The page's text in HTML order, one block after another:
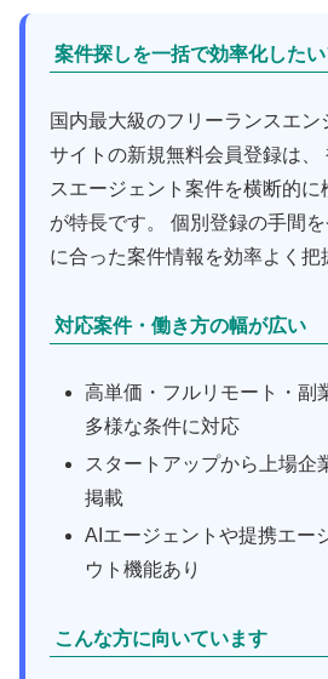
案件探しを一括で効率化した
国内最大級のフリーランスエ
サイトの新規無料会員登録は、
スエージェント案件を横断的
が特長です。 個別登録の手間
に合った案件情報を効率よく把
対応案件・働き方の幅が広い
高単価・フルリモート・副
多様な条件に対応
スタートアップから上場企
掲載
AIエージェントや提携エー
ウト機能あり
こんな方に向いています